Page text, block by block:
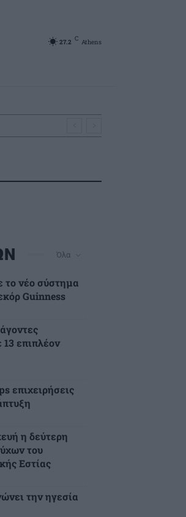
27.2 C Athens
Όλα
το νέο σύστημα
Guinness
13 επιπλέον
επιχειρήσεις
η δεύτερη
του
Εστίας
την ηγεσία